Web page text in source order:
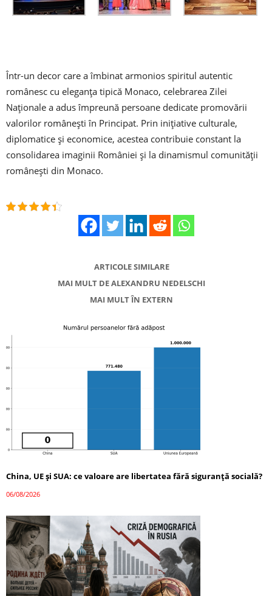
Într-un decor care a îmbinat armonios spiritul autentic
românesc cu eleganța tipică Monaco, celebrarea Zilei
Naționale a adus împreună persoane dedicate promovării
valorilor românești în Principat. Prin inițiative culturale,
diplomatice și economice, acestea contribuie constant la
consolidarea imaginii României și la dinamismul comunității
românești din Monaco.
ARTICOLE SIMILARE
MAI MULT DE ALEXANDRU NEDELSCHI
MAI MULT ÎN EXTERN
China, UE și SUA: ce valoare are libertatea fără siguranță socială?
06/08/2026